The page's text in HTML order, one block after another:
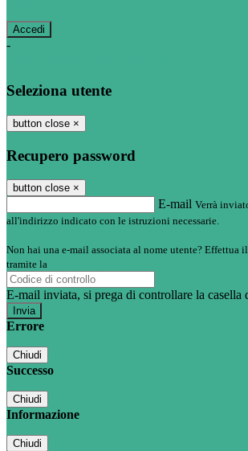
-
Seleziona utente
button close ×
Recupero password
button close ×
E-mail Verrà
all'indirizzo indicato con le istruzioni necessarie.
Non hai una e-mail associata al nome utente? Effettua
tramite la
E-mail inviata, si prega di controllare la casella
Errore
Chiudi
Successo
Chiudi
Informazione
Chiudi